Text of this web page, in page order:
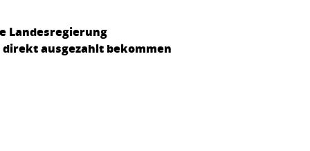
Landesregierung
ausgezahlt bekommen